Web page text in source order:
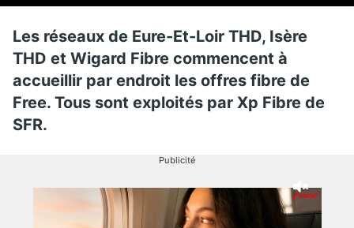
Les réseaux de Eure-Et-Loir THD, Isère
THD et Wigard Fibre commencent à
accueillir par endroit les offres fibre de
Free. Tous sont exploités par Xp Fibre de
SFR.
Publicité